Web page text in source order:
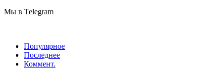
Мы в Telegram
Популярное
Последнее
Коммент.